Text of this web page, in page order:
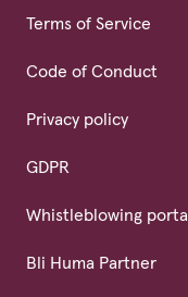
Terms of Service
Code of Conduct
Privacy policy
GDPR
Whistleblowing portal
Bli Huma Partner